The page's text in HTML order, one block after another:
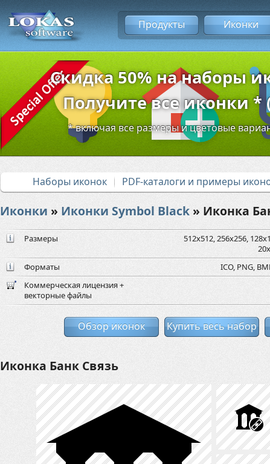
Продукты Иконки
Скидка 50% на наборы
Получите все иконки *
* включая все размеры и цветовые
Наборы иконок PDF-каталоги и примеры
Иконки » Иконки Symbol Black » Иконка
Размеры
512x512, 256x256,
Форматы
ICO, PNG,
Коммерческая лицензия +
векторные файлы
Обзор иконок Купить весь набор
Иконка Банк Связь